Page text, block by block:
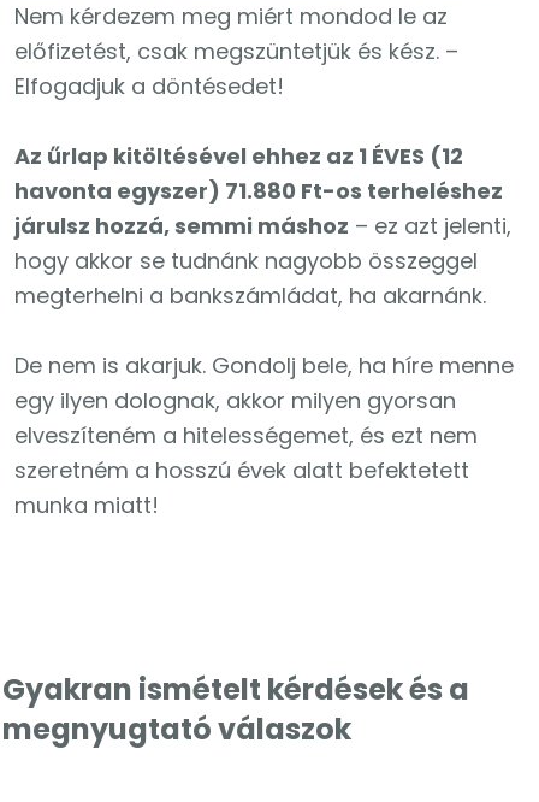
Nem kérdezem meg miért mondod le az
előfizetést, csak megszüntetjük és kész. –
Elfogadjuk a döntésedet!
Az űrlap kitöltésével ehhez az 1 ÉVES (12
havonta egyszer) 71.880 Ft-os terheléshez
járulsz hozzá, semmi máshoz – ez azt jelenti,
hogy akkor se tudnánk nagyobb összeggel
megterhelni a bankszámládat, ha akarnánk.
De nem is akarjuk. Gondolj bele, ha híre menne
egy ilyen dolognak, akkor milyen gyorsan
elveszíteném a hitelességemet, és ezt nem
szeretném a hosszú évek alatt befektetett
munka miatt!
Gyakran ismételt kérdések és a
megnyugtató válaszok